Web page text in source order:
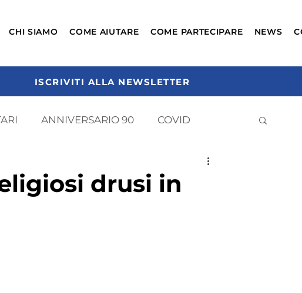
CHI SIAMO COME AIUTARE COME PARTECIPARE NEWS
ISCRIVITI ALLA NEWSLETTER
ANNIVERSARIO 90 COVID
drusi in